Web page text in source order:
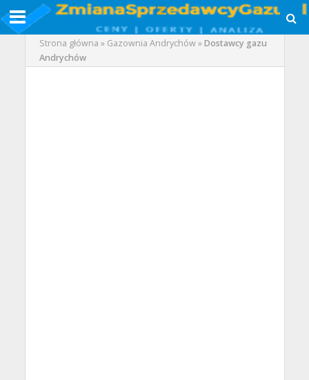
Strona główna » Gazownia Andrychów»Dostawcy gazu
Andrychów